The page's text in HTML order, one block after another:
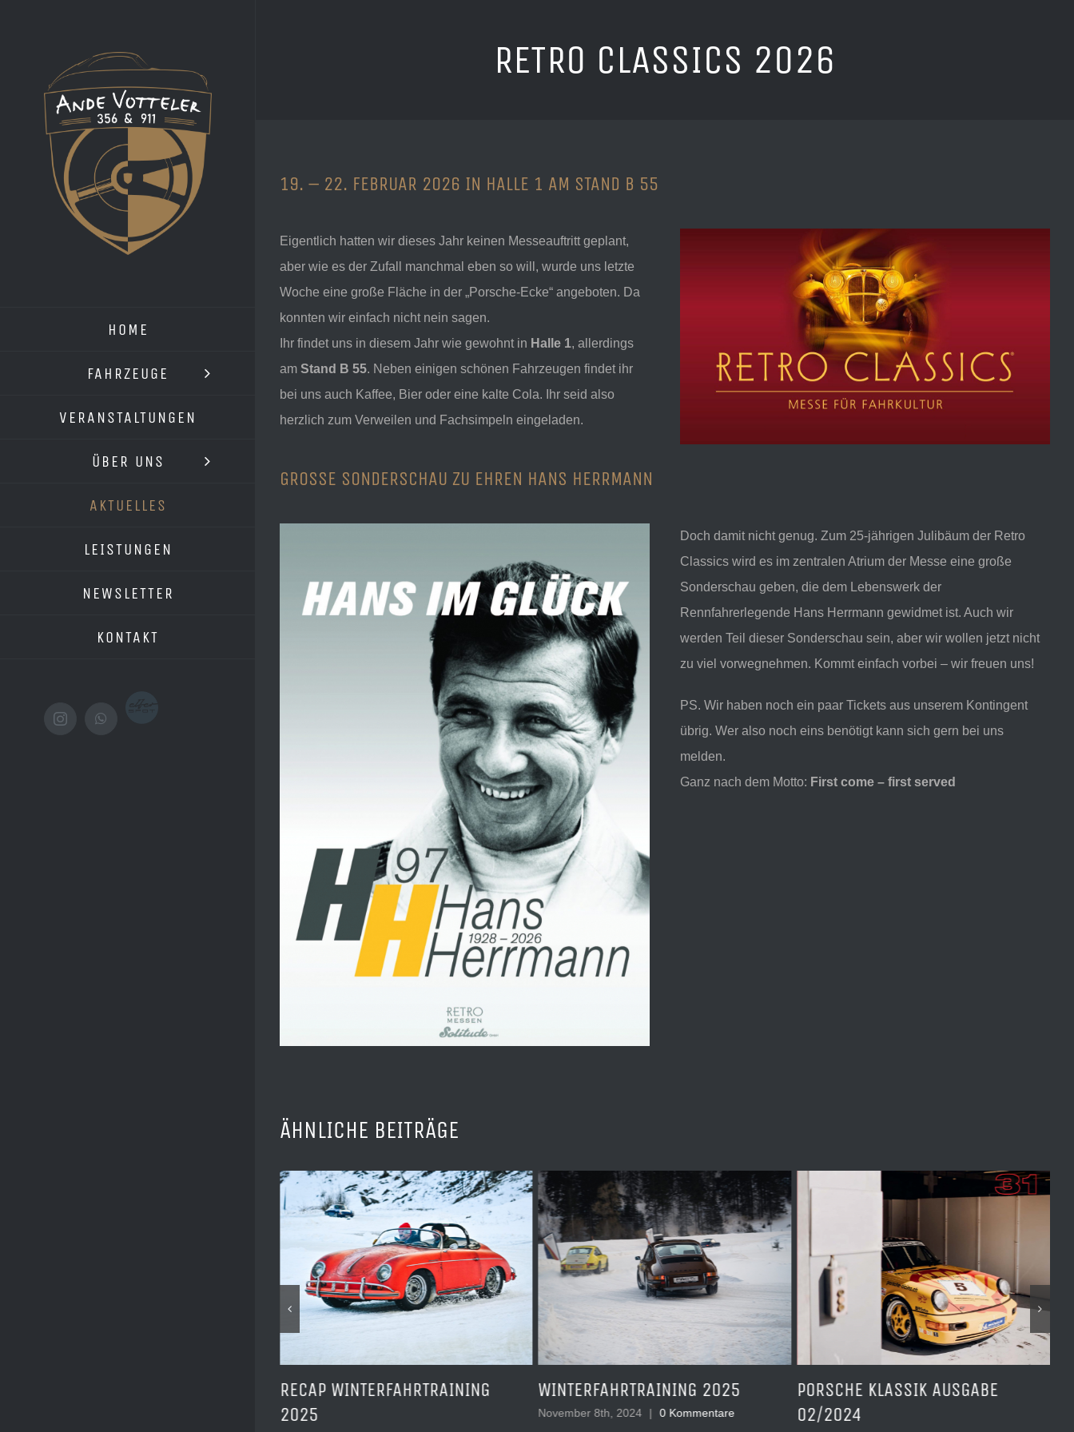
HOME
FAHRZEUGE
VERANSTALTUNGEN
ÜBER UNS
AKTUELLES
LEISTUNGEN
NEWSLETTER
KONTAKT
InstagramWhatsApp
RETRO CLASSICS 2026
19. – 22. FEBRUAR 2026 IN HALLE 1 AM STAND B 55
Eigentlich hatten wir dieses Jahr keinen Messeauftritt geplant,
aber wie es der Zufall manchmal eben so will, wurde uns letzte
Woche eine große Fläche in der „Porsche-Ecke“ angeboten. Da
konnten wir einfach nicht nein sagen.
Ihr findet uns in diesem Jahr wie gewohnt in Halle 1, allerdings
am Stand B 55. Neben einigen schönen Fahrzeugen findet ihr
bei uns auch Kaffee, Bier oder eine kalte Cola. Ihr seid also
herzlich zum Verweilen und Fachsimpeln eingeladen.
GROSSE SONDERSCHAU ZU EHREN HANS HERRMANN
Doch damit nicht genug. Zum 25-jährigen Julibäum der Retro
Classics wird es im zentralen Atrium der Messe eine große
Sonderschau geben, die dem Lebenswerk der
Rennfahrerlegende Hans Herrmann gewidmet ist. Auch wir
werden Teil dieser Sonderschau sein, aber wir wollen jetzt nicht
zu viel vorwegnehmen. Kommt einfach vorbei – wir freuen uns!
PS. Wir haben noch ein paar Tickets aus unserem Kontingent
übrig. Wer also noch eins benötigt kann sich gern bei uns
melden.
Ganz nach dem Motto: First come – first served
ÄHNLICHE BEITRÄGE
RECAP WINTERFAHRTRAINING
2025
WINTERFAHRTRAINING 2025
November 8th, 2024 | 0 Kommentare
PORSCHE KLASSIK AUSGABE
02/2024